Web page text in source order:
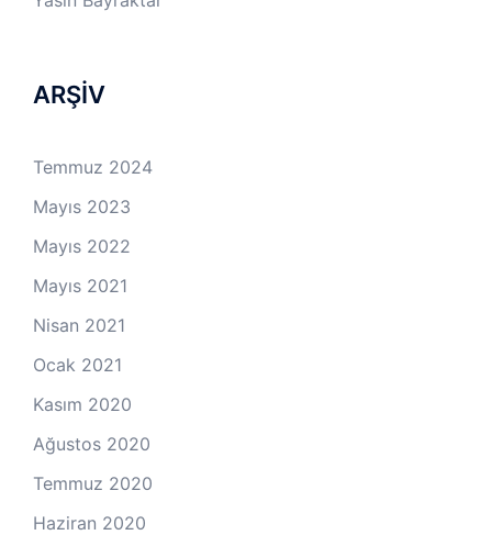
ARŞİV
Temmuz 2024
Mayıs 2023
Mayıs 2022
Mayıs 2021
Nisan 2021
Ocak 2021
Kasım 2020
Ağustos 2020
Temmuz 2020
Haziran 2020